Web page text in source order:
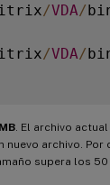
/VDA/
/VDA/
. El archivo
nuevo archivo.
supera los